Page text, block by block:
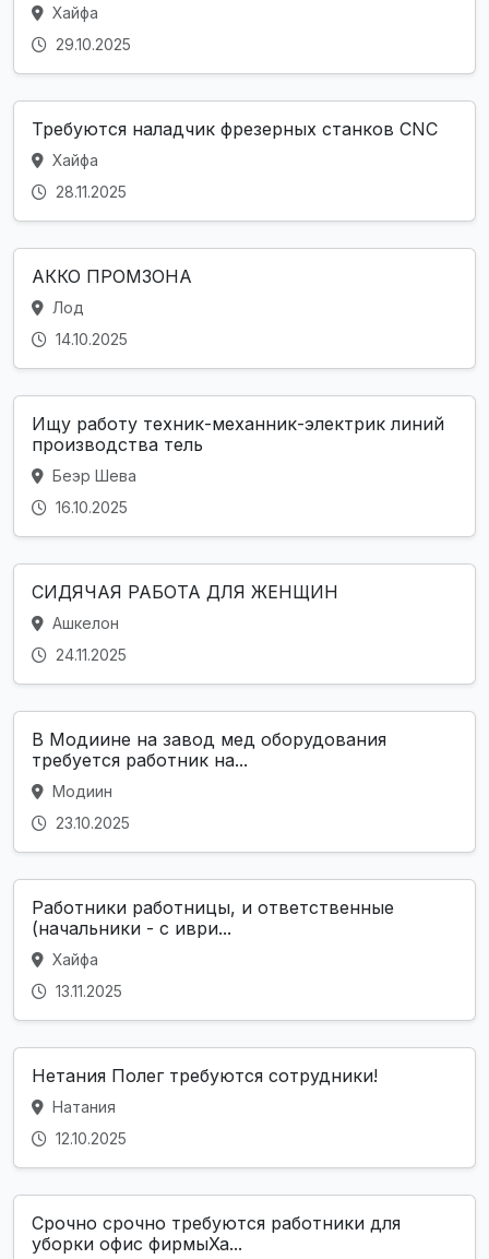
Хайфа
29.10.2025
Требуются наладчик фрезерных станков CNC
Хайфа
28.11.2025
АККО ПРОМЗОНА
Лод
14.10.2025
Ищу работу техник-механник-электрик линий
производства тель
Беэр Шева
16.10.2025
СИДЯЧАЯ РАБОТА ДЛЯ ЖЕНЩИН
Ашкелон
24.11.2025
В Модиине на завод мед оборудования
требуется работник на...
Модиин
23.10.2025
Работники работницы, и ответственные
(начальники - с иври...
Хайфа
13.11.2025
Нетания Полег требуются сотрудники!
Натания
12.10.2025
Срочно срочно требуются работники для
уборки офис фирмыХа...